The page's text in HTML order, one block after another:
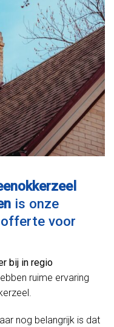
is onze
voor
bij in regio
ruime ervaring
nog belangrijk is dat